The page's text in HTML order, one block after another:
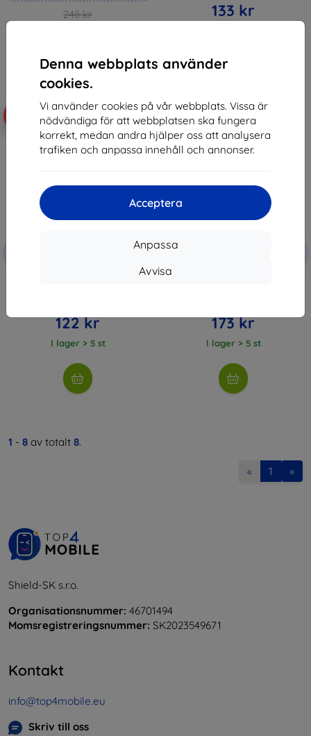
Denna webbplats använder
cookies.
Vi använder cookies på vår webbplats. Vissa är
nödvändiga för att webbplatsen ska fungera
korrekt, medan andra hjälper oss att analysera
trafiken och anpassa innehåll och annonser.
Acceptera
Anpassa
Avvisa
248 kr 133 kr
EXTRA10
122 kr
I lager > 5 st
-10%
-10%
173 kr
I lager > 5 st
1 - 8 av totalt 8.
« 1 »
Shield-SK s.r.o.
Organisationsnummer: 46701494
Momsregistreringsnummer: SK2023549671
Kontakt
info@top4mobile.eu
Skriv till oss